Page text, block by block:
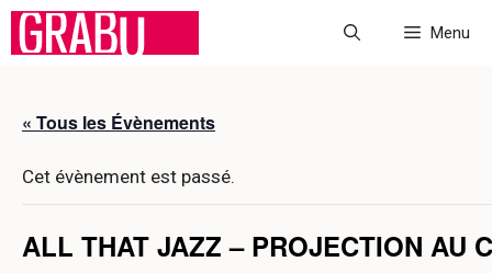
Aller
Menu
« Tous les Évènements
Cet évènement est passé.
ALL THAT JAZZ – PROJECTION AU